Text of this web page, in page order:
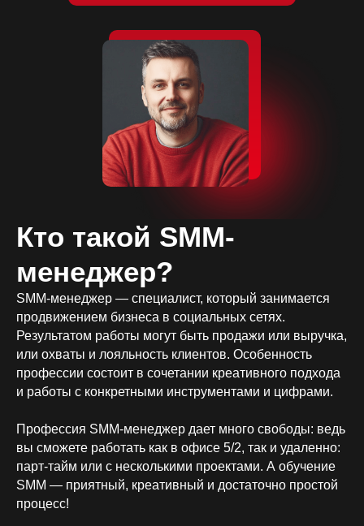
Кто такой SMM-
менеджер?
SММ-менеджер — специалист, который занимается
продвижением бизнеса в социальных сетях.
Результатом работы могут быть продажи или выручка,
или охваты и лояльность клиентов. Особенность
профессии состоит в сочетании креативного подхода
и работы с конкретными инструментами и цифрами.
Профессия SMM-менеджер дает много свободы: ведь
вы сможете работать как в офисе 5/2, так и удаленно:
парт-тайм или с несколькими проектами. А обучение
SMM — приятный, креативный и достаточно простой
процесс!